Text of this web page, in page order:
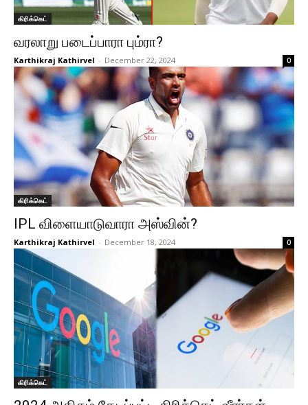
கிரிக்கெட்
வரலாறு படைப்பாரா பும்ரா?
Karthikraj Kathirvel - December 22, 2024 0
கிரிக்கெட்
IPL விளையாடுவாரா அஸ்வின்?
Karthikraj Kathirvel - December 18, 2024 0
கிரிக்கெட்